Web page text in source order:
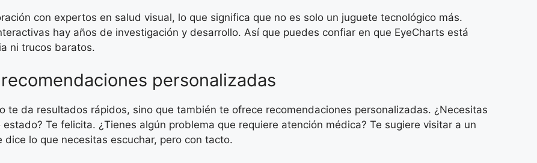
con expertos en salud visual, lo que significa que no es solo un juguete tecnológico más.
hay años de investigación y desarrollo. Así que puedes confiar en que EyeCharts está
ni trucos baratos.
personalizadas
te da resultados rápidos, sino que también te ofrece recomendaciones personalizadas. ¿Necesitas
Te felicita. ¿Tienes algún problema que requiere atención médica? Te sugiere visitar a un
lo que necesitas escuchar, pero con tacto.